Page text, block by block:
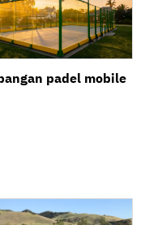
padel mobile